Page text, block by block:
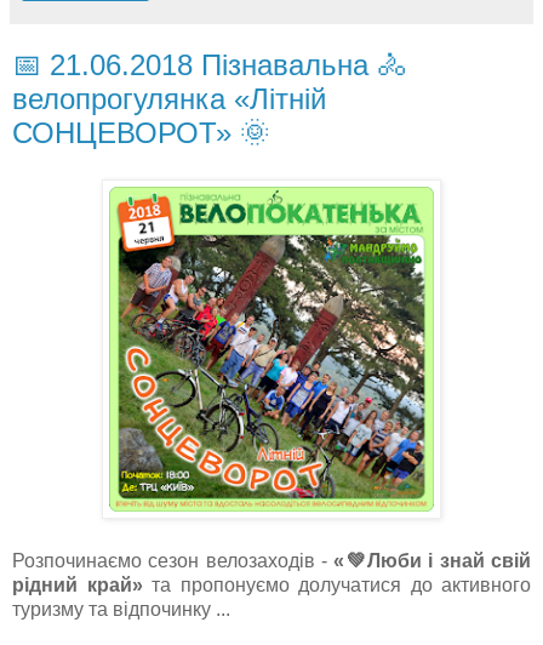
📅 21.06.2018 Пізнавальна 🚴
велопрогулянка «Літній
СОНЦЕВОРОТ» 🌞
Розпочинаємо сезон велозаходів -«💚Люби і знай свій
рідний край»та пропонуємо долучатися до активного
туризму та відпочинку ...